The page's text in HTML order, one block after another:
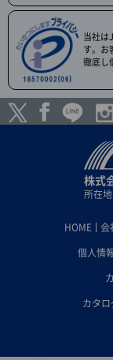
当社は
す。お
徹底し
株式
所在
HOME 会
個人情
カタ